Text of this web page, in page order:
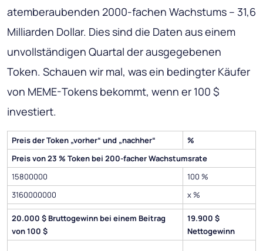
atemberaubenden 2000-fachen Wachstums – 31,6
Milliarden Dollar. Dies sind die Daten aus einem
unvollständigen Quartal der ausgegebenen
Token. Schauen wir mal, was ein bedingter Käufer
von MEME-Tokens bekommt, wenn er 100 $
investiert.
Preis der Token „vorher“ und „nachher“
%
Preis von 23 % Token bei 200-facher Wachstumsrate
15800000
100 %
3160000000
x %
20.000 $ Bruttogewinn bei einem Beitrag
von 100 $
19.900 $
Nettogewinn